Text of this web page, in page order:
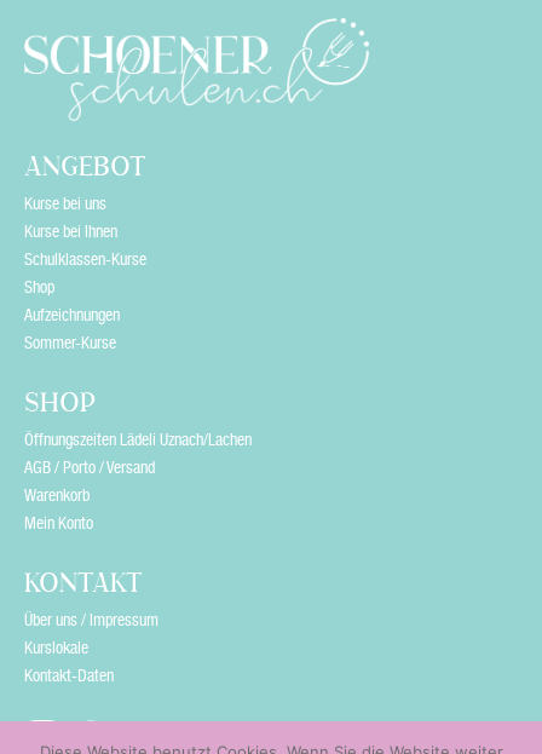
ANGEBOT
Kurse bei uns
Kurse bei Ihnen
Schulklassen-Kurse
Shop
Aufzeichnungen
Sommer-Kurse
SHOP
Öffnungszeiten Lädeli Uznach/Lachen
AGB / Porto / Versand
Warenkorb
Mein Konto
KONTAKT
Über uns / Impressum
Kurslokale
Kontakt-Daten